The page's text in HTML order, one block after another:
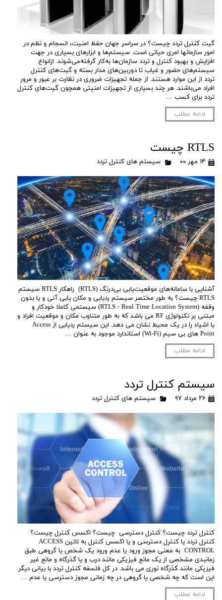
گیت کنترل تردد چیست؟ در سراسر جهان حفظ امنیت، انسجام و نظم در
امور سازمانها امری حیاتی است. سیستم‌ها و ابزارهای بسیاری در جهت
افزایش و بهبود کنترل و تردد سازمان‌ها به‌کار گرفته‌می‌شوند. ازانواع
سیستم‌های حضور و غیاب تا دوربین‌های مدار بسته و گیت‌های کنترل
تردد از این موارد هستند. از جمله تجهیزات ضروری در نظارت بر عبور و مرور
افراد می‌باشند. هر چند بسیاری از تجهیزات امنیتی همچون گیت‌های کنترل
تردد برای کسب …
ادامه مطلب
RTLS چیست
۱۴ مهر ۰۰ سیستم های کنترل تردد
آشنایی با سامانه‌‌های موقعیت‌یابی بی‌درنگ (RTLS) راهکار RTLS سیستم
RTLS چیست؟ به طور مختصر سیستم ردیابی و مکان یابی آنی و یا بدون
وقفه (RTLS - Real Time Location System) سیستمی کاملا خودکار و
مبتنی بر تکنولوژی RF می باشد که به طور متناوب مکان و موقعیت افراد و
یا اشیاء را در یک محیط نشان می دهد. این سیستم ردیابی از Access
Point های بی سیم (Wi-Fi) استاندارد موجود به عنوان …
ادامه مطلب
سیستم کنترل تردد
۲۶ مرداد ۹۷ سیستم های کنترل تردد
کنترل تردد چیست؟ کنترل دسترسی چیست؟ اکسس کنترل چیست؟
کنترل تردد یا کنترل دسترسی و یا اکسس کنترل به لاتین ACCESS
CONTROL به معنی مجوز ورود یا عدم ورود یک شخص یا گروهی طبق
زمانبدی مشخصی از یک مانع فیزیکی مانند درب و یا گذرگاه و مانع غیر
فیزیکی مانند گذرگاه نوری می باشد. در کل فلسفه کنترل تردد با بیانی دیگر
این است که چه شخصی یا گروهی در چه زمانی مجوز دسترسی یا عدم …
ادامه مطلب